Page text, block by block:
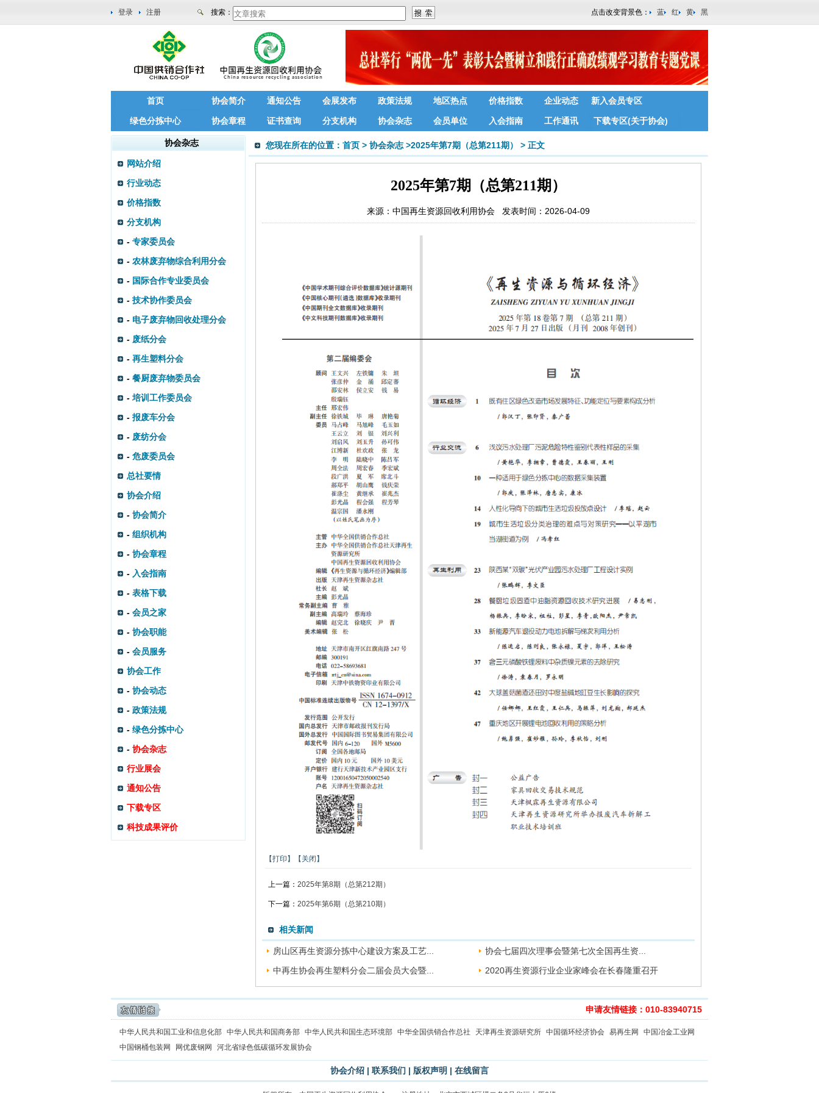
登录 注册 搜索： 点击改变背景色： 蓝 红 黄 黑
首页 协会简介 通知公告 会展发布 政策法规 地区热点 价格指数 企业动态 新入会员专区
绿色分拣中心 协会章程 证书查询 分支机构 协会杂志 会员单位 入会指南 工作通讯 下载专区(关于协会)
协会杂志
网站介绍
行业动态
价格指数
分支机构
- 专家委员会
- 农林废弃物综合利用分会
- 国际合作专业委员会
- 技术协作委员会
- 电子废弃物回收处理分会
- 废纸分会
- 再生塑料分会
- 餐厨废弃物委员会
-培训工作委员会
- 报废车分会
- 废纺分会
- 危废委员会
总社要情
协会介绍
- 协会简介
- 组织机构
- 协会章程
- 入会指南
- 表格下载
- 会员之家
- 协会职能
- 会员服务
协会工作
- 协会动态
- 政策法规
- 绿色分拣中心
- 协会杂志
行业展会
通知公告
下载专区
科技成果评价
您现在所在的位置： 首页 > 协会杂志 >2025年第7期（总第211期） > 正文
2025年第7期（总第211期）
来源： 中国再生资源回收利用协会 发表时间：2026-04-09
【打印】 【关闭】
上一篇： 2025年第8期（总第212期）
下一篇： 2025年第6期（总第210期）
相关新闻
房山区再生资源分拣中心建设方案及工艺...
协会七届四次理事会暨第七次全国再生资...
中再生协会再生塑料分会二届会员大会暨...
2020再生资源行业企业家峰会在长春隆重召开
申请友情链接：010-83940715
中华人民共和国工业和信息化部 中华人民共和国商务部 中华人民共和国生态环境部 中华全国供销合作总社 天津再生资源研究所 中国循环经济协会 易再生网
中国冶金工业网
中国钢桶包装网
网优废钢网 河北省绿色低碳循环发展协会
协会介绍 | 联系我们 | 版权声明 | 在线留言